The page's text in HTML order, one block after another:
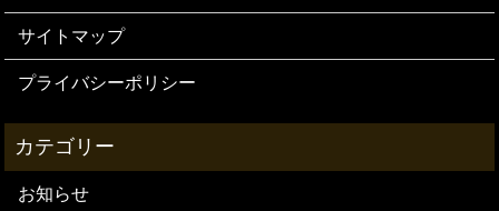
サイトマップ
プライバシーポリシー
お知らせ